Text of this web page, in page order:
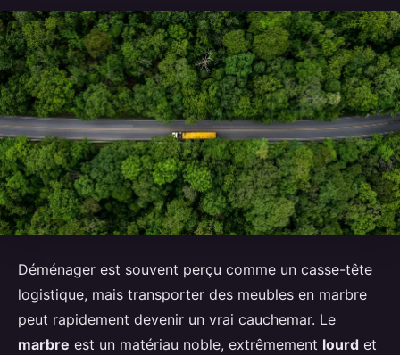
Déménager est souvent perçu comme un casse-tête
logistique, mais transporter des meubles en marbre
peut rapidement devenir un vrai cauchemar. Le
marbre est un matériau noble, extrêmement lourd et